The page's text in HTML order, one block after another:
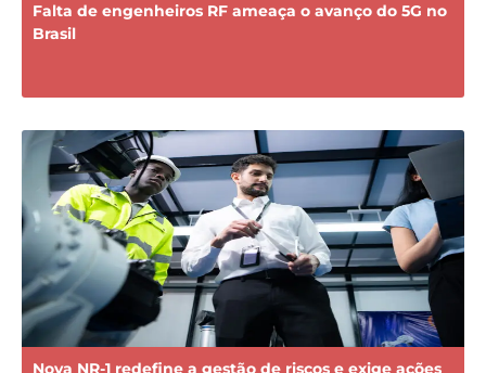
Falta de engenheiros RF ameaça o avanço do 5G no
Brasil
Nova NR-1 redefine a gestão de riscos e exige ações